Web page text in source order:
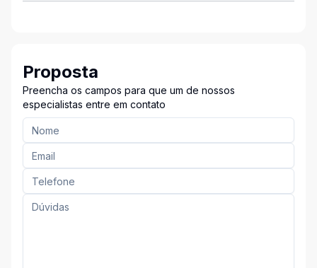
Proposta
Preencha os campos para que um de nossos
especialistas entre em contato